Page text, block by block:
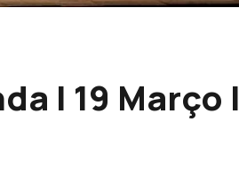
| 19 Março |